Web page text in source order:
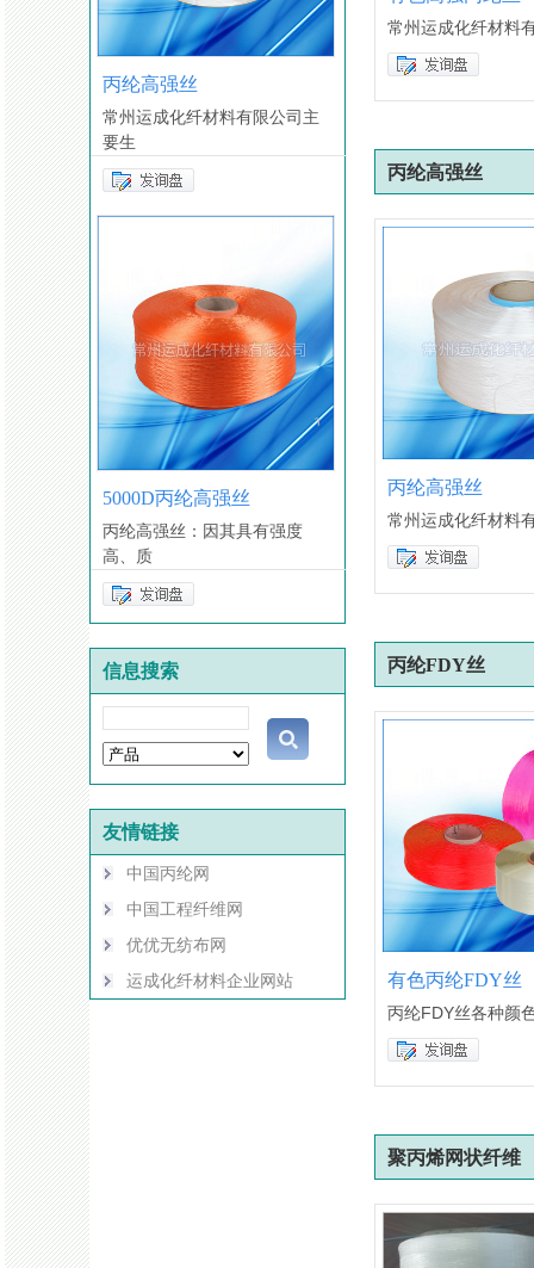
丙纶高强丝
常州运成化纤材料有限公司主
要生
5000D丙纶高强丝
丙纶高强丝：因其具有强度
高、质
信息搜索
友情链接
中国丙纶网
中国工程纤维网
优优无纺布网
运成化纤材料企业网站
常州运成化纤材料
丙纶高强丝
丙纶高强丝
常州运成化纤材料
丙纶FDY丝
有色丙纶FDY丝
丙纶FDY丝各种颜
聚丙烯网状纤维